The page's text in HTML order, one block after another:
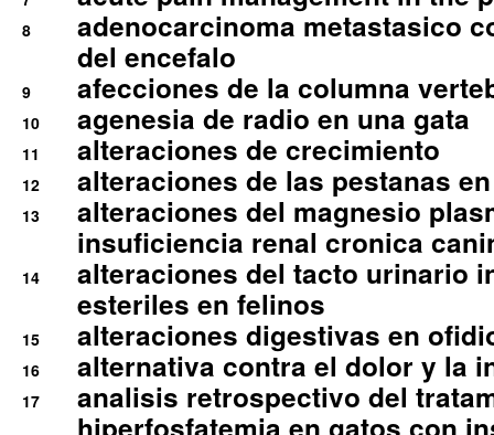
8
adenocarcinoma metastasico
del encefalo
9 afecciones de la columna
10 agenesia de radio en una gata
11 alteraciones de crecimiento
12 alteraciones de las pestanas
13
alteraciones del magnesio
insuficiencia renal cronica
14
alteraciones del tacto urinario
esteriles en felinos
15 alteraciones digestivas en
16 alternativa contra el dolor y la
17
analisis retrospectivo del
hiperfosfatemia en gatos con